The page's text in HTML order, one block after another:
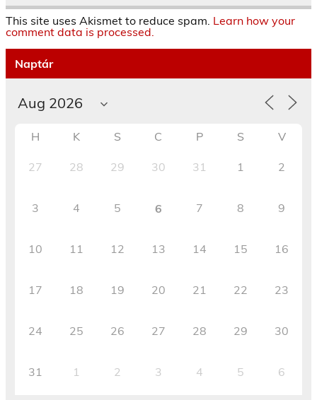
This site uses Akismet to reduce spam. Learn how your
comment data is processed.
Naptár
H K S C P S V
27 28 29 30 31 1 2
3 4 5 6 7 8 9
10 11 12 13 14 15 16
17 18 19 20 21 22 23
24 25 26 27 28 29 30
31 1 2 3 4 5 6